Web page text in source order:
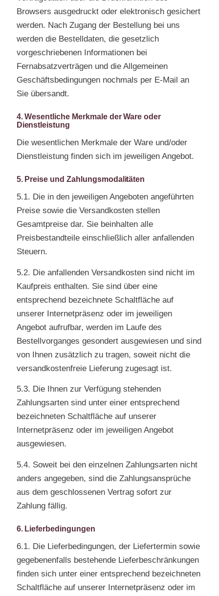
Browsers ausgedruckt oder elektronisch gesichert
werden. Nach Zugang der Bestellung bei uns
werden die Bestelldaten, die gesetzlich
vorgeschriebenen Informationen bei
Fernabsatzverträgen und die Allgemeinen
Geschäftsbedingungen nochmals per E-Mail an
Sie übersandt.
4. Wesentliche Merkmale der Ware oder
Dienstleistung
Die wesentlichen Merkmale der Ware und/oder
Dienstleistung finden sich im jeweiligen Angebot.
5. Preise und Zahlungsmodalitäten
5.1. Die in den jeweiligen Angeboten angeführten
Preise sowie die Versandkosten stellen
Gesamtpreise dar. Sie beinhalten alle
Preisbestandteile einschließlich aller anfallenden
Steuern.
5.2. Die anfallenden Versandkosten sind nicht im
Kaufpreis enthalten. Sie sind über eine
entsprechend bezeichnete Schaltfläche auf
unserer Internetpräsenz oder im jeweiligen
Angebot aufrufbar, werden im Laufe des
Bestellvorganges gesondert ausgewiesen und sind
von Ihnen zusätzlich zu tragen, soweit nicht die
versandkostenfreie Lieferung zugesagt ist.
5.3. Die Ihnen zur Verfügung stehenden
Zahlungsarten sind unter einer entsprechend
bezeichneten Schaltfläche auf unserer
Internetpräsenz oder im jeweiligen Angebot
ausgewiesen.
5.4. Soweit bei den einzelnen Zahlungsarten nicht
anders angegeben, sind die Zahlungsansprüche
aus dem geschlossenen Vertrag sofort zur
Zahlung fällig.
6. Lieferbedingungen
6.1. Die Lieferbedingungen, der Liefertermin sowie
gegebenenfalls bestehende Lieferbeschränkungen
finden sich unter einer entsprechend bezeichneten
Schaltfläche auf unserer Internetpräsenz oder im